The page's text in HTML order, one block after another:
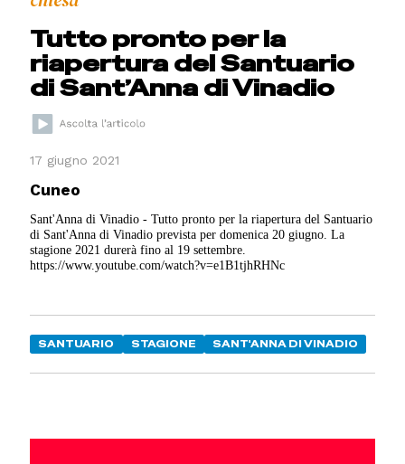
Tutto pronto per la
riapertura del Santuario
di Sant’Anna di Vinadio
17 giugno 2021
Cuneo
Sant'Anna di Vinadio - Tutto pronto per la riapertura del Santuario
di Sant'Anna di Vinadio prevista per domenica 20 giugno. La
stagione 2021 durerà fino al 19 settembre.
https://www.youtube.com/watch?v=e1B1tjhRHNc
SANTUARIO STAGIONE SANT'ANNA DI VINADIO